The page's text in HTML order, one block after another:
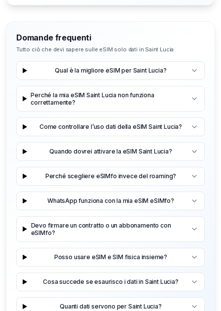
Domande frequenti
Tutto ciò che devi sapere sulle eSIM solo dati in Saint Lucia
Qual è la migliore eSIM per Saint Lucia?
Perché la mia eSIM Saint Lucia non funziona
correttamente?
Come controllare l’uso dati della eSIM Saint Lucia?
Quando dovrei attivare la eSIM Saint Lucia?
Perché scegliere eSIMfo invece del roaming?
WhatsApp funziona con la mia eSIM eSIMfo?
Devo firmare un contratto o un abbonamento con
eSIMfo?
Posso usare eSIM e SIM fisica insieme?
Cosa succede se esaurisco i dati in Saint Lucia?
Quanti dati servono per Saint Lucia?